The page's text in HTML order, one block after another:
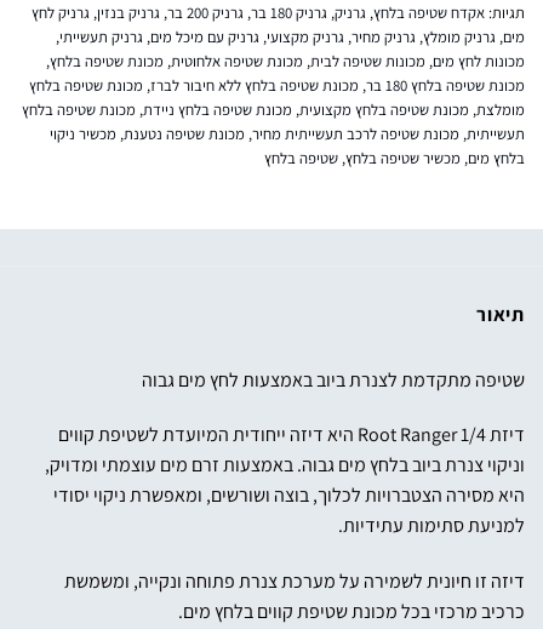
תגיות: אקדח שטיפה בלחץ, גרניק, גרניק 180 בר , גרניק 200 בר , גרניק בנזין, גרניק לחץ
מים, גרניק מומלץ, גרניק מחיר, גרניק מקצועי, גרניק עם מיכל מים, גרניק תעשייתי,
מכונות לחץ מים, מכונות שטיפה לבית, מכונת שטיפה אלחוטית, מכונת שטיפה בלחץ,
מכונת שטיפה בלחץ 180 בר
, מכונת שטיפה בלחץ ללא חיבור לברז, מכונת שטיפה בלחץ
מומלצת, מכונת שטיפה בלחץ מקצועית, מכונת שטיפה בלחץ ניידת, מכונת שטיפה בלחץ
תעשייתית, מכונת שטיפה לרכב תעשייתית מחיר, מכונת שטיפה נטענת, מכשיר ניקוי
בלחץ מים, מכשיר שטיפה בלחץ, שטיפה בלחץ
תיאור
שטיפה מתקדמת לצנרת ביוב באמצעות לחץ מים גבוה
דיזת Root Ranger 1/4 היא דיזה ייחודית המיועדת לשטיפת קווים
וניקוי צנרת ביוב בלחץ מים גבוה. באמצעות זרם מים עוצמתי ומדויק,
היא מסירה הצטברויות לכלוך, בוצה ושורשים, ומאפשרת ניקוי יסודי
למניעת סתימות עתידיות.
דיזה זו חיונית לשמירה על מערכת צנרת פתוחה ונקייה, ומשמשת
כרכיב מרכזי בכל מכונת שטיפת קווים בלחץ מים.